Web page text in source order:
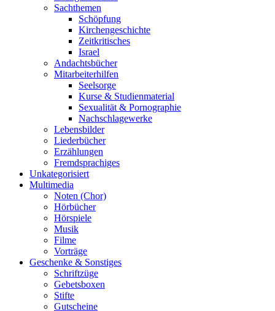
Sachthemen
Schöpfung
Kirchengeschichte
Zeitkritisches
Israel
Andachtsbücher
Mitarbeiterhilfen
Seelsorge
Kurse & Studienmaterial
Sexualität & Pornographie
Nachschlagewerke
Lebensbilder
Liederbücher
Erzählungen
Fremdsprachiges
Unkategorisiert
Multimedia
Noten (Chor)
Hörbücher
Hörspiele
Musik
Filme
Vorträge
Geschenke & Sonstiges
Schriftzüge
Gebetsboxen
Stifte
Gutscheine